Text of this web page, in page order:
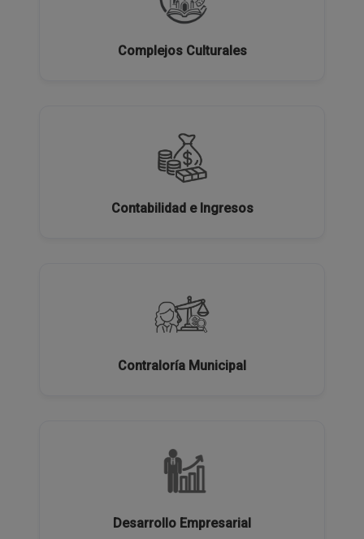
Complejos Culturales
Contabilidad e Ingresos
Contraloría Municipal
Desarrollo Empresarial